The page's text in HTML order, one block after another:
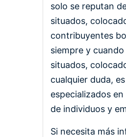
solo se reputan
situados,
contribuyentes
siempre y
situados,
cualquier duda,
especializados
de individuos y
Si necesita más